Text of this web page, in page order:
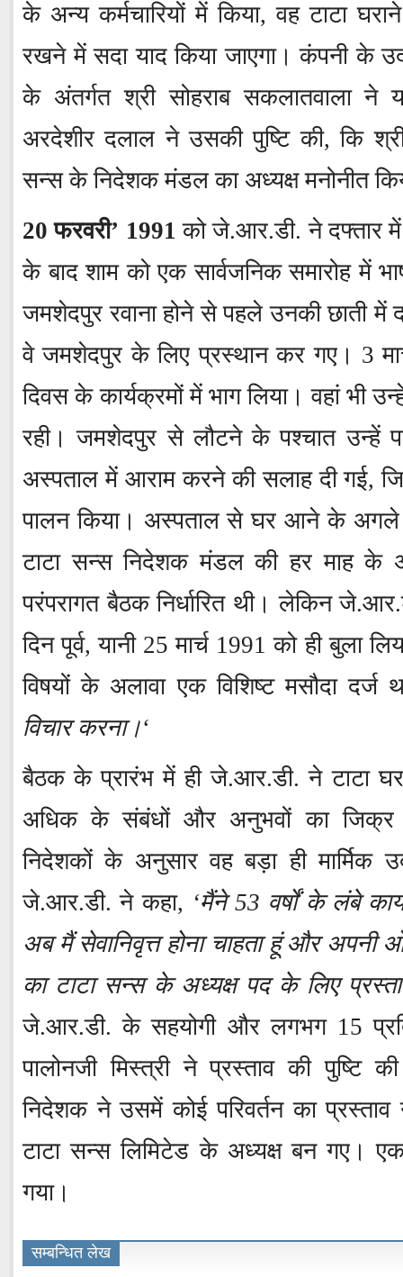
के अन्य कर्मचारियों में किया, वह टाटा
रखने में सदा याद किया जाएगा। कंपनी के
के अंतर्गत श्री सोहराब सकलातवाला ने
अरदेशीर दलाल ने उसकी पुष्टि की, कि
सन्स के निदेशक मंडल का अध्यक्ष मनोनीत
20 फरवरी’ 1991 को जे.आर.डी. ने दफ्तार
के बाद शाम को एक सार्वजनिक समारोह में
जमशेदपुर रवाना होने से पहले उनकी छाती में
वे जमशेदपुर के लिए प्रस्थान कर गए। 3
दिवस के कार्यक्रमों में भाग लिया। वहां भी
रही। जमशेदपुर से लौटने के पश्चात उन्हें
अस्पताल में आराम करने की सलाह दी गई,
पालन किया। अस्पताल से घर आने के अगले
टाटा सन्स निदेशक मंडल की हर माह के
परंपरागत बैठक निर्धारित थी। लेकिन
दिन पूर्व, यानी 25 मार्च 1991 को ही बुला
विषयों के अलावा एक विशिष्ट मसौदा दर्ज
विचार करना।‘
बैठक के प्रारंभ में ही जे.आर.डी. ने टाटा
अधिक के संबंधों और अनुभवों का जिक्र
निदेशकों के अनुसार वह बड़ा ही
जे.आर.डी. ने कहा, ‘मैंने 53 वर्षों के लंबे
अब मैं सेवानिवृत्त होना चाहता हूं और अपनी
का टाटा सन्स के अध्यक्ष पद के लिए
जे.आर.डी. के सहयोगी और लगभग 15
पालोनजी मिस्त्री ने प्रस्ताव की पुष्टि
निदेशक ने उसमें कोई परिवर्तन का
टाटा सन्स लिमिटेड के अध्यक्ष बन गए। एक
गया।
सम्बन्धित लेख